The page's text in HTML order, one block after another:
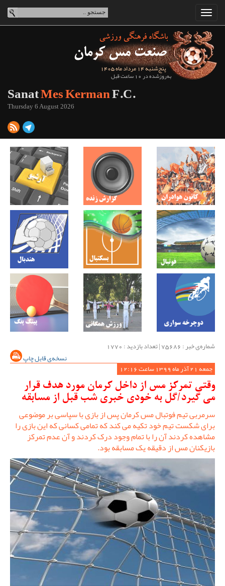
پنج‌شنبه 14 مرداد ماه 1405
به‌روزشده در 10 ساعت قبل
SanatMes KermanF.C.
Thursday 6 August 2026
شماره‌ی خبر : ‌75686 | تعداد بازدید : 1770
نسخه‌ی قابل چاپ
جمعه 21 آذر ماه 1399 ساعت 12:16
وقتی تمرکز مس از داخل کرمان مورد هدف قرار
می گیرد/گل به خودی خبری شب قبل از مسابقه
سرمربی تیم فوتبال مس کرمان پس از بازی با سپاسی بر موضوعی
برای شکست تیم خود تکیه می کند که تمامی کسانی که این بازی را
مشاهده کردند آن را با تمام وجود درک کردند و آن عدم تمرکز
بازیکنان مس از دقیقه یک مسابقه بود.